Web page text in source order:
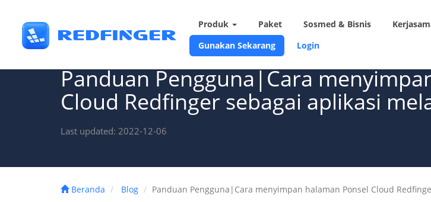
Produk Paket Sosmed & Bisnis
Gunakan Sekarang
Login
Panduan Pengguna|Cara
Cloud Redfinger sebagai aplikasi
Last updated: 2022-12-06
Beranda Blog Panduan Pengguna|Cara menyimpan halaman Ponsel Cloud